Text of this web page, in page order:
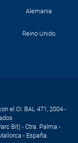
Alemania
Reino Unido
el CI. BAL 471, 2004 -
Bit) - Ctra. Palma -
- España.